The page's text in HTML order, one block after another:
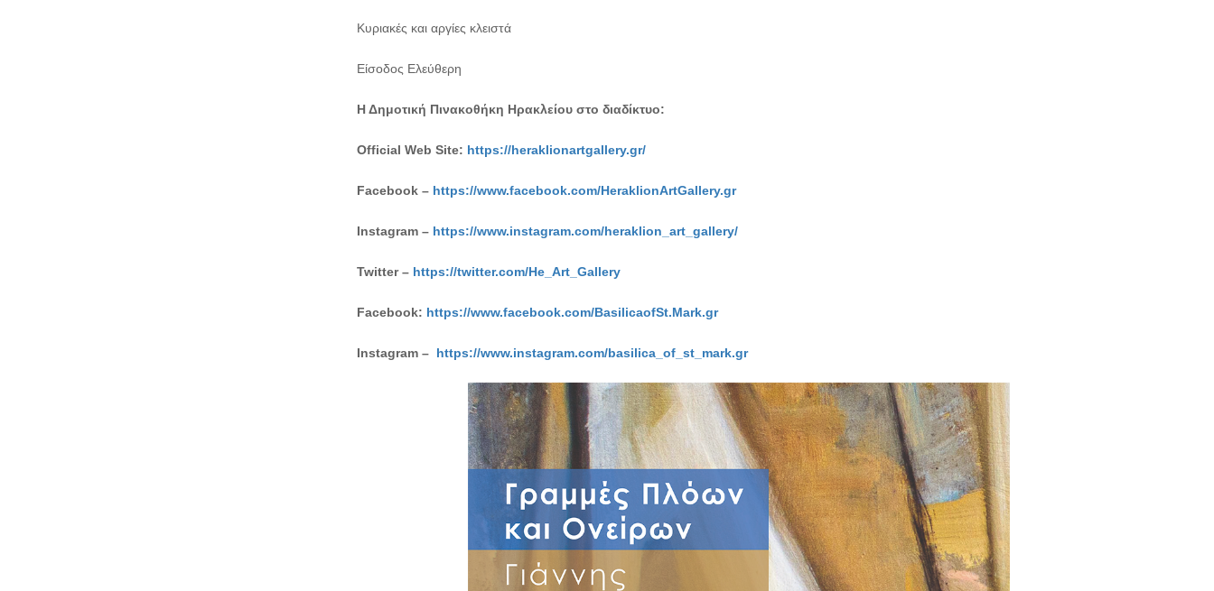
Κυριακές και αργίες κλειστά
Είσοδος Ελεύθερη
Η Δημοτική Πινακοθήκη Ηρακλείου στο διαδίκτυο:
Official Web Site: https://heraklionartgallery.gr/
Facebook – https://www.facebook.com/HeraklionArtGallery.gr
Instagram – https://www.instagram.com/heraklion_art_gallery/
Twitter – https://twitter.com/He_Art_Gallery
Facebook: https://www.facebook.com/BasilicaofSt.Mark.gr
Instagram – https://www.instagram.com/basilica_of_st_mark.gr